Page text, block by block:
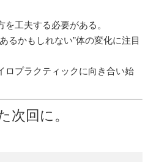
工夫する必要がある。
るかもしれない”体の変化に注目
ロプラクティックに向き合い始
次回に。